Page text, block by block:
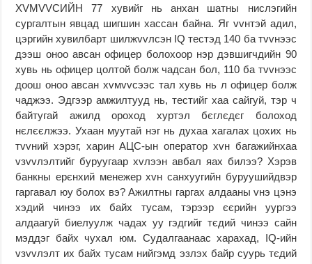
ХVМVVСИЙН 77 хувийг нь анхан шатны нислэгийн
сургалтын явцад шигшин хассан байна. Яг vvнтэй адил,
цэргийн хувилбарт шилжvvлсэн IQ тестэд 140 ба тvvнээс
дээш оноо авсан офицер болохоор нэр дэвшигчдийн 90
хувь нь офицер цолтой болж чадсан бол, 110 ба тvvнээс
доош оноо авсан хvмvvсээс тал хувь нь л офицер болж
чаджээ. Эдгээр амжилтууд нь, тестийг хаа сайгуй, тэр ч
байтугай ажилд ороход хуртэл бєглєдєг болоход
нєлєєлжээ. Ухаан муутай нэг нь духаа хагалах цохих нь
тvvний хэрэг, харин АЦС-ын оператор хvн багажийнхаа
vзvvлэлтийг буруугаар хvлээн авбал яах билээ? Хэрэв
банкны ерєнхий менежер хvн санхуугийн буруушийдвэр
гаргавал юу болох вэ? Ажилтны гаргах алдааны vнэ цэнэ
хэдий чинээ их байх тусам, тэрээр єєрийн уургээ
алдаагуй биелуулж чадах уу гэдгийг тєдий чинээ сайн
мэддэг байх чухал юм. Судалгаанаас харахад, IQ-ийн
vзvvлэлт их байх тусам нийгэмд эзлэх байр суурь тєдий